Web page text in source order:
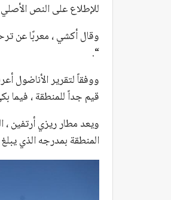
للإطلاع على النص
وقال أكشي ، معربًا عن
“.
ووفقاً لتقرير الأناضول
قيم جداً للمنطقة ، فيما
ويعد مطار ريزي أرتفين
المنطقة بمدرجه الذي يبلغ عرضه 45 مترا